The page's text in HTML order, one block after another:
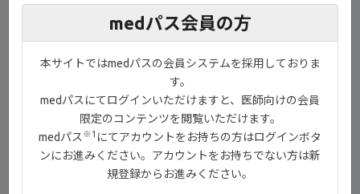
FINCH1試験：患者背景【04:59】
FINCH1試験：投与12週時のACR20改善率（主要評価項目
〔検証的評価項目〕）【05:09】
FINCH1試験：ACR20／50／70改善率の推移（副次評価項
目）【06:16】
FINCH1試験：投与24週時のmTSSのベースラインからの変
化量（主要評価項目〔検証的評価項目〕）（追加された評
medパス会員の方
本サイトではmedパスの会員システムを採用しておりま
す。
medパスにてログインいただけますと、医師向けの会員
限定のコンテンツを閲覧いただけます。
medパス ※1 にてアカウントをお持ちの方はログインボタ
ンにお進みください。アカウントをお持ちでない方は新
規登録からお進みください。